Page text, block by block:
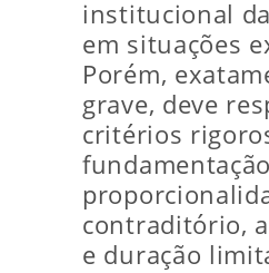
institucional
em situações
Porém,
grave, deve
critérios
contraditório,
e duração